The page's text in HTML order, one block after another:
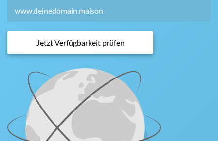
Jetzt Verfügbarkeit prüfen